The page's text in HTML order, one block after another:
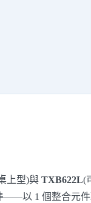
上型)與 TXB622L(
——以 1 個整合元件